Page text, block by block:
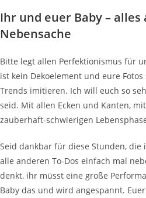
Ihr und euer Baby –
Nebensache
Bitte legt allen Perfektionismus für
ist kein Dekoelement und eure
Trends imitieren. Ich will euch so
seid. Mit allen Ecken und Kanten,
zauberhaft-schwierigen
Seid dankbar für diese Stunden,
alle anderen To-Dos einfach mal
denkt, ihr müsst eine große
Baby das und wird angespannt.